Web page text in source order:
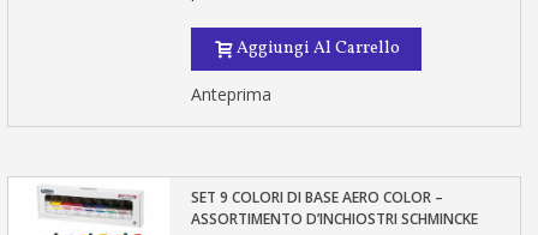
Aggiungi Al Carrello
Anteprima
SET 9 COLORI DI BASE AERO COLOR –
ASSORTIMENTO D’INCHIOSTRI SCHMINCKE